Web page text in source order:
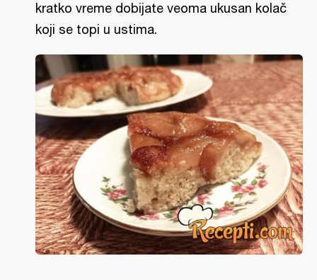
kratko vreme dobijate veoma ukusan kolač
koji se topi u ustima.